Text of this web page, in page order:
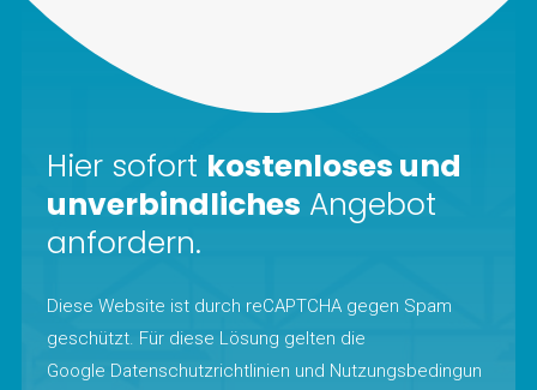
Hier sofort kostenloses und
unverbindliches Angebot
anfordern.
Diese Website ist durch reCAPTCHA gegen Spam
geschützt. Für diese Lösung gelten die
Google Datenschutzrichtlinien und Nutzungsbedingun